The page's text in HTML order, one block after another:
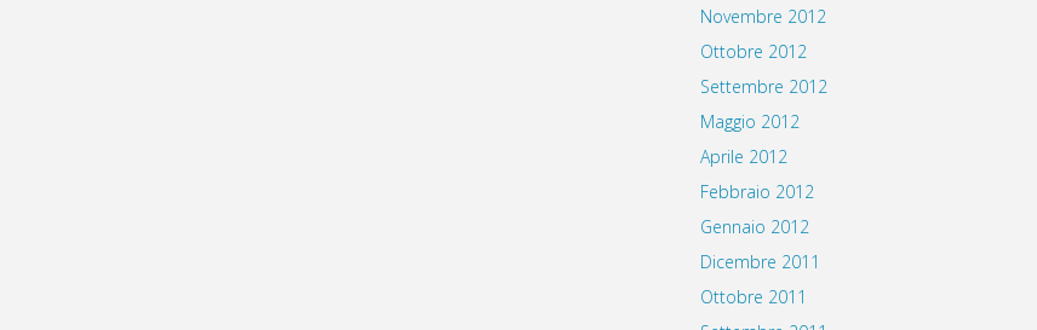
Novembre 2012
Ottobre 2012
Settembre 2012
Maggio 2012
Aprile 2012
Febbraio 2012
Gennaio 2012
Dicembre 2011
Ottobre 2011